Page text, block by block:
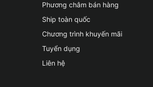
Phương châm bán hàng
Ship toàn quốc
Chương trình khuyến mãi
Tuyển dụng
Liên hệ